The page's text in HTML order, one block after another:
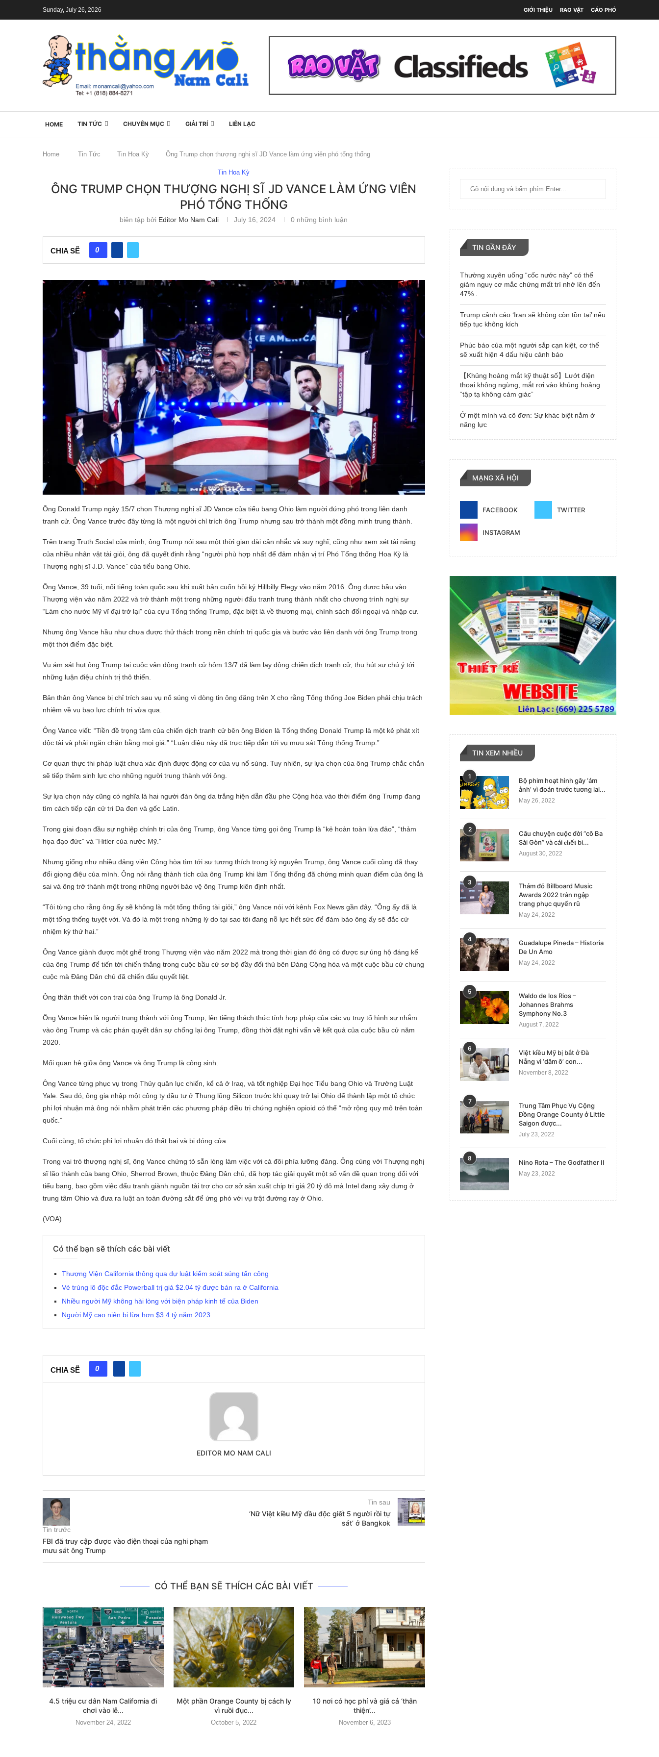
Sunday, July 26, 2026 GIỚI THIỆU RAO VẶT CÁO PHÓ
HOME TIN TỨC CHUYÊN MỤC GIẢI TRÍ LIÊN LẠC
Home Tin Tức Tin Hoa Kỳ Ông Trump chọn thượng nghị sĩ JD Vance làm ứng viên phó tổng thống
Tin Hoa Kỳ
ÔNG TRUMP CHỌN THƯỢNG NGHỊ SĨ JD VANCE LÀM ỨNG VIÊN
PHÓ TỔNG THỐNG
biên tập bởi Editor Mo Nam Cali July 16, 2024 0 những bình luận
CHIA SẼ 0
Ông Donald Trump ngày 15/7 chọn Thượng nghị sĩ JD Vance của tiểu bang Ohio làm người đứng phó trong liên danh
tranh cử. Ông Vance trước đây từng là một người chỉ trích ông Trump nhưng sau trở thành một đồng minh trung thành.
Trên trang Truth Social của mình, ông Trump nói sau một thời gian dài cân nhắc và suy nghĩ, cũng như xem xét tài năng
của nhiều nhân vật tài giỏi, ông đã quyết định rằng “người phù hợp nhất để đảm nhận vị trí Phó Tổng thống Hoa Kỳ là
Thượng nghị sĩ J.D. Vance” của tiểu bang Ohio.
Ông Vance, 39 tuổi, nổi tiếng toàn quốc sau khi xuất bản cuốn hồi ký Hillbilly Elegy vào năm 2016. Ông được bầu vào
Thượng viện vào năm 2022 và trở thành một trong những người đấu tranh trung thành nhất cho chương trình nghị sự
“Làm cho nước Mỹ vĩ đại trở lại” của cựu Tổng thống Trump, đặc biệt là về thương mại, chính sách đối ngoại và nhập cư.
Nhưng ông Vance hầu như chưa được thử thách trong nền chính trị quốc gia và bước vào liên danh với ông Trump trong
một thời điểm đặc biệt.
Vụ ám sát hụt ông Trump tại cuộc vận động tranh cử hôm 13/7 đã làm lay động chiến dịch tranh cử, thu hút sự chú ý tới
những luận điệu chính trị thô thiển.
Bản thân ông Vance bị chỉ trích sau vụ nổ súng vì dòng tin ông đăng trên X cho rằng Tổng thống Joe Biden phải chịu trách
nhiệm về vụ bạo lực chính trị vừa qua.
Ông Vance viết: “Tiền đề trọng tâm của chiến dịch tranh cử bên ông Biden là Tổng thống Donald Trump là một kẻ phát xít
độc tài và phải ngăn chặn bằng mọi giá.” “Luận điệu này đã trực tiếp dẫn tới vụ mưu sát Tổng thống Trump.”
Cơ quan thực thi pháp luật chưa xác định được động cơ của vụ nổ súng. Tuy nhiên, sự lựa chọn của ông Trump chắc chắn
sẽ tiếp thêm sinh lực cho những người trung thành với ông.
Sự lựa chọn này cũng có nghĩa là hai người đàn ông da trắng hiện dẫn đầu phe Cộng hòa vào thời điểm ông Trump đang
tìm cách tiếp cận cử tri Da đen và gốc Latin.
Trong giai đoạn đầu sự nghiệp chính trị của ông Trump, ông Vance từng gọi ông Trump là “kẻ hoàn toàn lừa đảo”, “thảm
họa đạo đức” và “Hitler của nước Mỹ.”
Nhưng giống như nhiều đảng viên Cộng hòa tìm tới sự tương thích trong kỷ nguyên Trump, ông Vance cuối cùng đã thay
đổi giọng điệu của mình. Ông nói rằng thành tích của ông Trump khi làm Tổng thống đã chứng minh quan điểm của ông là
sai và ông trở thành một trong những người bảo vệ ông Trump kiên định nhất.
“Tôi từng cho rằng ông ấy sẽ không là một tổng thống tài giỏi,” ông Vance nói với kênh Fox News gần đây. “Ông ấy đã là
một tổng thống tuyệt vời. Và đó là một trong những lý do tại sao tôi đang nỗ lực hết sức để đảm bảo ông ấy sẽ đắc cử
nhiệm kỳ thứ hai.”
Ông Vance giành được một ghế trong Thượng viện vào năm 2022 mà trong thời gian đó ông có được sự ủng hộ đáng kể
của ông Trump để tiến tới chiến thắng trong cuộc bầu cử sơ bộ đầy đối thủ bên Đảng Cộng hòa và một cuộc bầu cử chung
cuộc mà Đảng Dân chủ đã chiến đấu quyết liệt.
Ông thân thiết với con trai của ông Trump là ông Donald Jr.
Ông Vance hiện là người trung thành với ông Trump, lên tiếng thách thức tính hợp pháp của các vụ truy tố hình sự nhắm
vào ông Trump và các phán quyết dân sự chống lại ông Trump, đồng thời đặt nghi vấn về kết quả của cuộc bầu cử năm
2020.
Mối quan hệ giữa ông Vance và ông Trump là cộng sinh.
Ông Vance từng phục vụ trong Thủy quân lục chiến, kể cả ở Iraq, và tốt nghiệp Đại học Tiểu bang Ohio và Trường Luật
Yale. Sau đó, ông gia nhập một công ty đầu tư ở Thung lũng Silicon trước khi quay trở lại Ohio để thành lập một tổ chức
phi lợi nhuận mà ông nói nhằm phát triển các phương pháp điều trị chứng nghiện opioid có thể “mở rộng quy mô trên toàn
quốc.”
Cuối cùng, tổ chức phi lợi nhuận đó thất bại và bị đóng cửa.
Trong vai trò thượng nghị sĩ, ông Vance chứng tỏ sẵn lòng làm việc với cả đôi phía lưỡng đảng. Ông cùng với Thượng nghị
sĩ lão thành của bang Ohio, Sherrod Brown, thuộc Đảng Dân chủ, đã hợp tác giải quyết một số vấn đề quan trọng đối với
tiểu bang, bao gồm việc đấu tranh giành nguồn tài trợ cho cơ sở sản xuất chip trị giá 20 tỷ đô mà Intel đang xây dựng ở
trung tâm Ohio và đưa ra luật an toàn đường sắt để ứng phó với vụ trật đường ray ở Ohio.
(VOA)
Có thể bạn sẽ thích các bài viết
Thượng Viện California thông qua dự luật kiểm soát súng tấn công
Vé trúng lô độc đắc Powerball trị giá $2.04 tỷ được bán ra ở California
Nhiều người Mỹ không hài lòng với biện pháp kinh tế của Biden
Người Mỹ cao niên bị lừa hơn $3.4 tỷ năm 2023
CHIA SẼ 0
EDITOR MO NAM CALI
Tin trước
FBI đã truy cập được vào điện thoại của nghi phạm
mưu sát ông Trump
Tin sau
‘Nữ Việt kiều Mỹ đầu độc giết 5 người rồi tự
sát’ ở Bangkok
CÓ THỂ BẠN SẼ THÍCH CÁC BÀI VIẾT
4.5 triệu cư dân Nam California đi
chơi vào lễ...
November 24, 2022
Một phần Orange County bị cách ly
vì ruồi đục...
October 5, 2022
10 nơi có học phí và giá cả ‘thân
thiện’...
November 6, 2023
TIN GẦN ĐÂY
Thường xuyên uống “cốc nước này” có thể
giảm nguy cơ mắc chứng mất trí nhớ lên đến
47% .
Trump cảnh cáo ‘Iran sẽ không còn tồn tại’ nếu
tiếp tục không kích
Phúc báo của một người sắp cạn kiệt, cơ thể
sẽ xuất hiện 4 dấu hiệu cảnh báo
【Khủng hoảng mắt kỹ thuật số】Lướt điện
thoại không ngừng, mắt rơi vào khủng hoảng
“tập tạ không cảm giác”
Ở một mình và cô đơn: Sự khác biệt nằm ở
năng lực
MẠNG XÃ HỘI
FACEBOOK TWITTER
INSTAGRAM
TIN XEM NHIỀU
1
Bộ phim hoạt hình gây ‘ám
ảnh’ vì đoán trước tương lai...
May 26, 2022
2
Câu chuyện cuộc đời “cô Ba
Sài Gòn” và cái 𝐜𝐡ế𝐭 bi...
August 30, 2022
3
Thảm đỏ Billboard Music
Awards 2022 tràn ngập
trang phục quyến rũ
May 24, 2022
4
Guadalupe Pineda – Historia
De Un Amo
May 24, 2022
5
Waldo de los Rios –
Johannes Brahms
Symphony No.3
August 7, 2022
6
Việt kiều Mỹ bị bắt ở Đà
Nẵng vì ‘dâm ô’ con...
November 8, 2022
7
Trung Tâm Phục Vụ Cộng
Đồng Orange County ở Little
Saigon được...
July 23, 2022
8
Nino Rota – The Godfather II
May 23, 2022